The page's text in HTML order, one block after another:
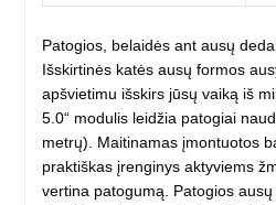
Patogios, belaidės ant ausų
Išskirtinės katės ausų formos
apšvietimu išskirs jūsų vaiką iš
5.0“ modulis leidžia patogiai
metrų). Maitinamas įmontuotos
praktiškas įrenginys aktyviems
vertina patogumą. Patogios